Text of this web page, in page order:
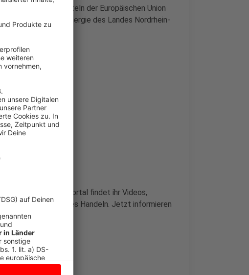
wird mit Mitteln der Europäischen Union
und Energie des Landes Nordrhein-
Auf dem Portal findet ihr Videos,
rund um nachhaltiges Handeln. Jetzt informieren